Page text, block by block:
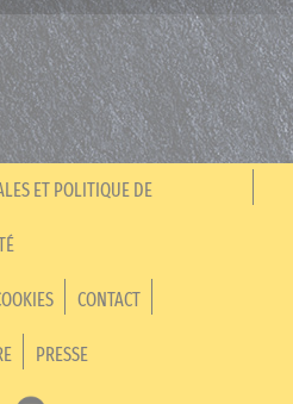
ET POLITIQUE DE
CONTACT
PRESSE